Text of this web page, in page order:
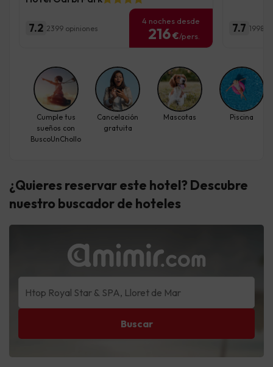
7.2 2399 opiniones
4 noches desde
216€/pers.
7.7 1998
Cumple tus
sueños con
BuscoUnChollo
Cancelación
gratuita
Mascotas Piscina
¿Quieres reservar este hotel? Descubre
nuestro buscador de hoteles
Buscar